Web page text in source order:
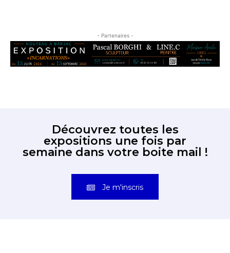
- Partenaires -
Découvrez toutes les
expositions une fois par
semaine dans votre boite mail !
Je m'inscris